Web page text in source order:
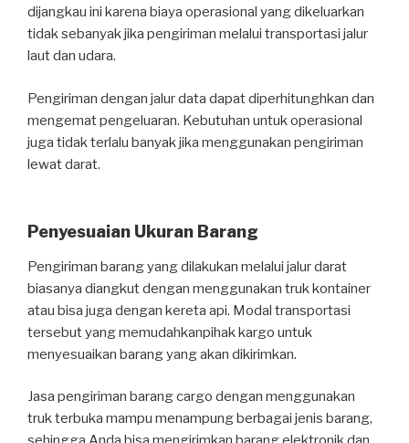
dijangkau ini karena biaya operasional yang dikeluarkan
tidak sebanyak jika pengiriman melalui transportasi jalur
laut dan udara.
Pengiriman dengan jalur data dapat diperhitunghkan dan
mengemat pengeluaran. Kebutuhan untuk operasional
juga tidak terlalu banyak jika menggunakan pengiriman
lewat darat.
Penyesuaian Ukuran Barang
Pengiriman barang yang dilakukan melalui jalur darat
biasanya diangkut dengan menggunakan truk kontainer
atau bisa juga dengan kereta api. Modal transportasi
tersebut yang memudahkanpihak kargo untuk
menyesuaikan barang yang akan dikirimkan.
Jasa pengiriman barang cargo dengan menggunakan
truk terbuka mampu menampung berbagai jenis barang,